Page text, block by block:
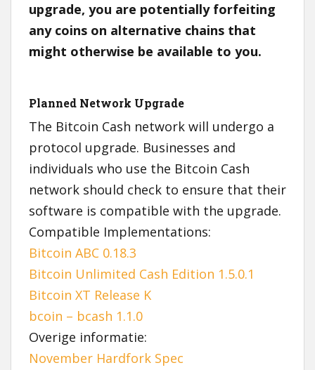
upgrade, you are potentially forfeiting
any coins on alternative chains that
might otherwise be available to you.
Planned Network Upgrade
The Bitcoin Cash network will undergo a
protocol upgrade. Businesses and
individuals who use the Bitcoin Cash
network should check to ensure that their
software is compatible with the upgrade.
Compatible Implementations:
Bitcoin ABC 0.18.3
Bitcoin Unlimited Cash Edition 1.5.0.1
Bitcoin XT Release K
bcoin – bcash 1.1.0
Overige informatie:
November Hardfork Spec